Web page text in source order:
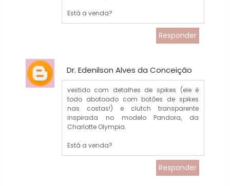
Está a venda?
Responder
Dr. Edenilson Alves da Conceição
vestido com detalhes de spikes (ele é
todo abotoado com botões de spikes
nas costas!) e clutch transparente
inspirada no modelo Pandora, da
Charlotte Olympia.
Está a venda?
Responder